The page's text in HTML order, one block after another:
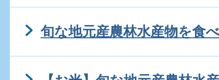
旬な地元産農林水産物を食